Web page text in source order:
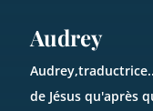
Audrey
de Jésus qu'après